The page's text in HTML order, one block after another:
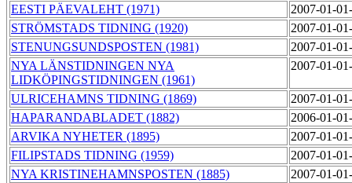
EESTI PÄEVALEHT (1971)
2007-01-
STRÖMSTADS TIDNING (1920)
2007-01-
STENUNGSUNDSPOSTEN (1981)
2007-01-
NYA LÄNSTIDNINGEN NYA
LIDKÖPINGSTIDNINGEN (1961)
2007-01-
ULRICEHAMNS TIDNING (1869)
2007-01-
HAPARANDABLADET (1882)
2006-01-
ARVIKA NYHETER (1895)
2007-01-
FILIPSTADS TIDNING (1959)
2007-01-
NYA KRISTINEHAMNSPOSTEN (1885)
2007-01-